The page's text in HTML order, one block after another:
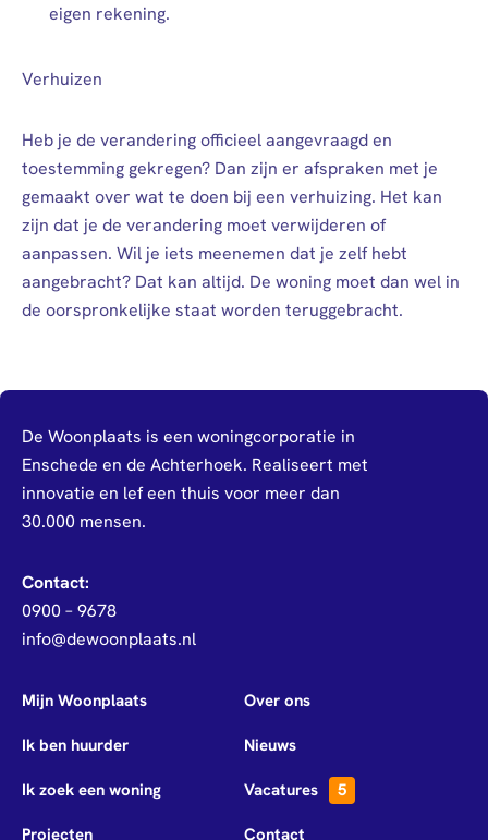
eigen rekening.
Verhuizen
Heb je de verandering officieel aangevraagd en
toestemming gekregen? Dan zijn er afspraken met je
gemaakt over wat te doen bij een verhuizing. Het kan
zijn dat je de verandering moet verwijderen of
aanpassen. Wil je iets meenemen dat je zelf hebt
aangebracht? Dat kan altijd. De woning moet dan wel in
de oorspronkelijke staat worden teruggebracht.
De Woonplaats is een woningcorporatie in
Enschede en de Achterhoek. Realiseert met
innovatie en lef een thuis voor meer dan
30.000 mensen.
Contact:
0900 – 9678
info@dewoonplaats.nl
Mijn Woonplaats Over ons
Ik ben huurder Nieuws
Ik zoek een woning Vacatures 5
Projecten Contact